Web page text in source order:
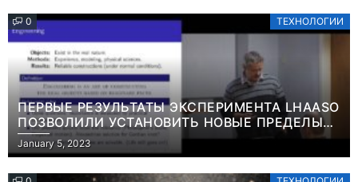
0 ТЕХНОЛОГИИ
ПЕРВЫЕ РЕЗУЛЬТАТЫ ЭКСПЕРИМЕНТА LHAASO
ПОЗВОЛИЛИ УСТАНОВИТЬ НОВЫЕ ПРЕДЕЛЫ
ВРЕМЕНИ ЖИЗНИ ТЯЖЕЛЫХ ЧАСТИЦ ТЕМНОЙ
МАТЕРИИ ИНФОРМАЦИЯ
January 5, 2023